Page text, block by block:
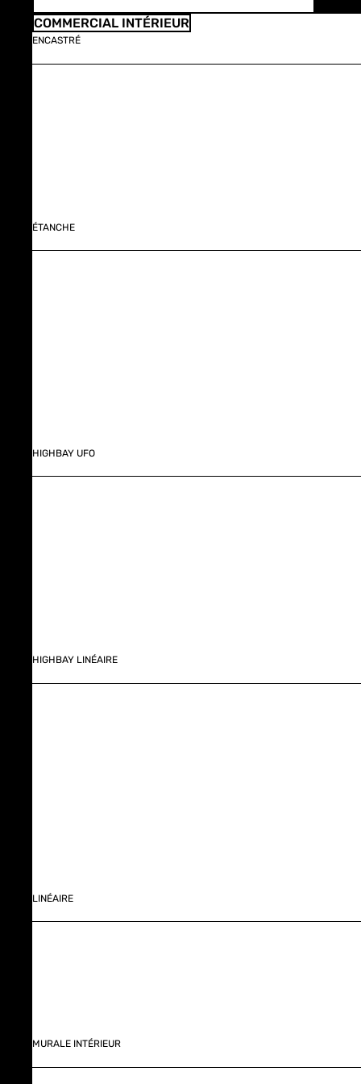
COMMERCIAL INTÉRIEUR
ENCASTRÉ
ÉTANCHE
HIGHBAY UFO
HIGHBAY LINÉAIRE
LINÉAIRE
MURALE INTÉRIEUR